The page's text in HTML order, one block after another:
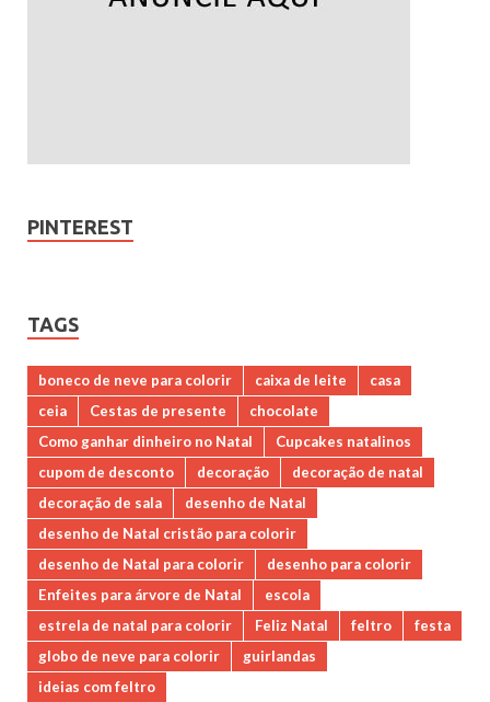
PINTEREST
TAGS
boneco de neve para colorir caixa de leite
casa
ceia
Cestas de presente
chocolate
Como ganhar dinheiro no Natal
Cupcakes natalinos
cupom de desconto
decoração
decoração de natal
decoração de sala
desenho de Natal
desenho de Natal cristão para colorir
desenho de Natal para colorir
desenho para colorir
Enfeites para árvore de Natal
escola
estrela de natal para colorir
Feliz Natal feltro
festa
globo de neve para colorir
guirlandas
ideias com feltro